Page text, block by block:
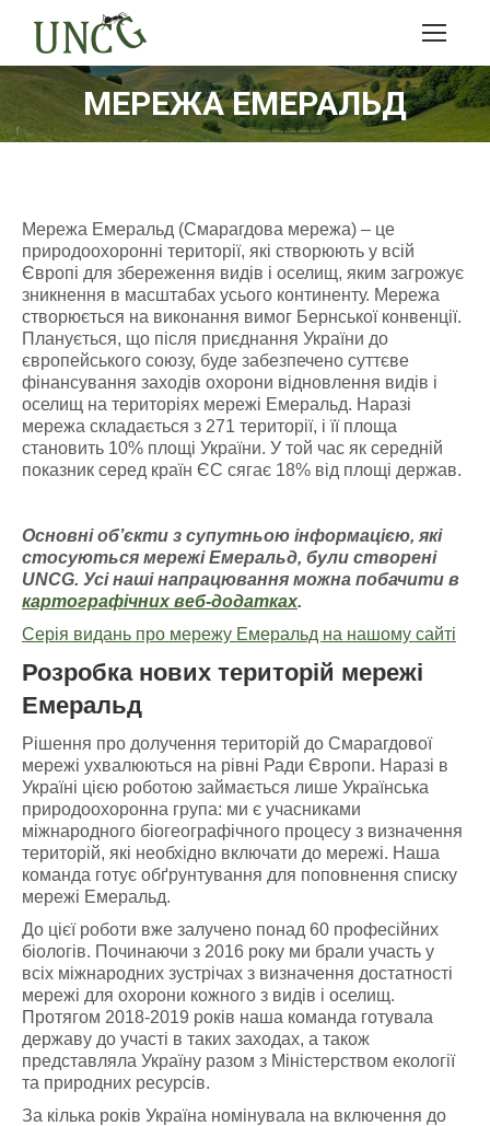
МЕРЕЖА ЕМЕРАЛЬД
Мережа Емеральд (Смарагдова мережа) – це
природоохоронні території, які створюють у всій
Європі для збереження видів і оселищ, яким загрожує
зникнення в масштабах усього континенту. Мережа
створюється на виконання вимог Бернської конвенції.
Планується, що після приєднання України до
європейського союзу, буде забезпечено суттєве
фінансування заходів охорони відновлення видів і
оселищ на територіях мережі Емеральд. Наразі
мережа складається з 271 території, і її площа
становить 10% площі України. У той час як середній
показник серед країн ЄС сягає 18% від площі держав.
Основні об’єкти з супутньою інформацією, які
стосуються мережі Емеральд, були створені
UNCG. Усі наші напрацювання можна побачити в
картографічних веб-додатках.
Серія видань про мережу Емеральд на нашому сайті
Розробка нових територій мережі
Емеральд
Рішення про долучення територій до Смарагдової
мережі ухвалюються на рівні Ради Європи. Наразі в
Україні цією роботою займається лише Українська
природоохоронна група: ми є учасниками
міжнародного біогеографічного процесу з визначення
територій, які необхідно включати до мережі. Наша
команда готує обґрунтування для поповнення списку
мережі Емеральд.
До цієї роботи вже залучено понад 60 професійних
біологів. Починаючи з 2016 року ми брали участь у
всіх міжнародних зустрічах з визначення достатності
мережі для охорони кожного з видів і оселищ.
Протягом 2018-2019 років наша команда готувала
державу до участі в таких заходах, а також
представляла Україну разом з Міністерством екології
та природних ресурсів.
За кілька років Україна номінувала на включення до